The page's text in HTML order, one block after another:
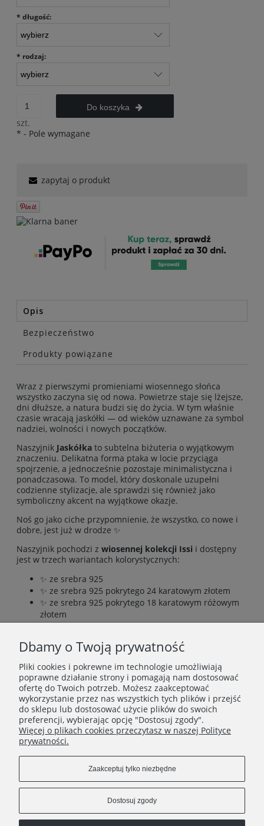
* długość:
* rodzaj:
szt.
Do koszyka
* - Pole wymagane
zapytaj o produkt
Opis
Bezpieczeństwo
Produkty powiązane
Wraz z pierwszymi promieniami wiosennego słońca
wszystko zaczyna się od nowa. Powietrze staje się lżejsze,
dni dłuższe, a natura budzi się do życia. W tym właśnie
czasie wracają jaskółki — od wieków uznawane za symbol
nadziei, wolności i nowych początków.
Naszyjnik Jaskółka to subtelna biżuteria o wyjątkowym
znaczeniu. Delikatna forma ptaka w locie przyciąga
spojrzenie, a jednocześnie pozostaje minimalistyczna i
ponadczasowa. To model, który doskonale uzupełni
codzienne stylizacje, ale sprawdzi się również jako
symboliczny akcent na wyjątkowe okazje.
Noś go jako ciche przypomnienie, że wszystko, co nowe i
dobre, jest już w drodze ✨
Naszyjnik pochodzi z wiosennej kolekcji Issi i dostępny
jest w trzech wariantach kolorystycznych:
✨ ze srebra 925
✨ ze srebra 925 pokrytego 24 karatowym złotem
✨ ze srebra 925 pokrytego 18 karatowym różowym
złotem
Delikatny łańcuszek typu pancerka pięknie układa się na
dekolcie, podkreślając lekkość i elegancję całej formy.
INFORMACJE
O FIRMIE
Dbamy o Twoją prywatność
Pliki cookies i pokrewne im technologie umożliwiają
poprawne działanie strony i pomagają nam dostosować
ofertę do Twoich potrzeb. Możesz zaakceptować
wykorzystanie przez nas wszystkich tych plików i przejść
do sklepu lub dostosować użycie plików do swoich
preferencji, wybierając opcję "Dostosuj zgody".
Więcej o plikach cookies przeczytasz w naszej Polityce
prywatności.
Zaakceptuj tylko niezbędne
Dostosuj zgody